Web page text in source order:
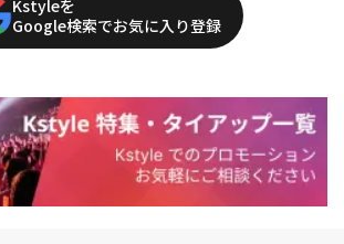
Kstyleを
Google検索でお気に入り登録